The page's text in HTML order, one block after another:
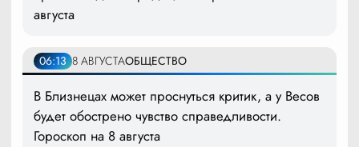
августа
06:13 8 АВГУСТАОБЩЕСТВО
В Близнецах может проснуться критик, а у Весов
будет обострено чувство справедливости.
Гороскоп на 8 августа